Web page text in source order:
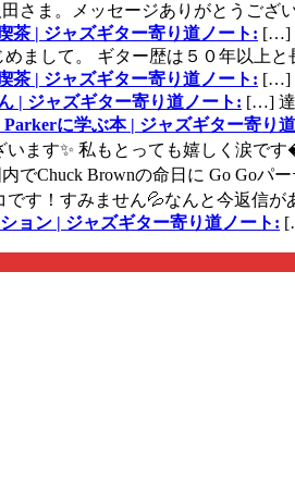
田さま。メッセージありがとうござ
茶 | ジャズギター寄り道ノート: […]
めまして。 ギター歴は５０年以上と
茶 | ジャズギター寄り道ノート: […]
| ジャズギター寄り道ノート: […] 達
に学ぶ本 | ジャズギター寄り
います✨ 私もとっても嬉しく涙で
内でChuck Brownの命日に Go Goパ
です！すみません💦なんと今返信
ョン | ジャズギター寄り道ノート: